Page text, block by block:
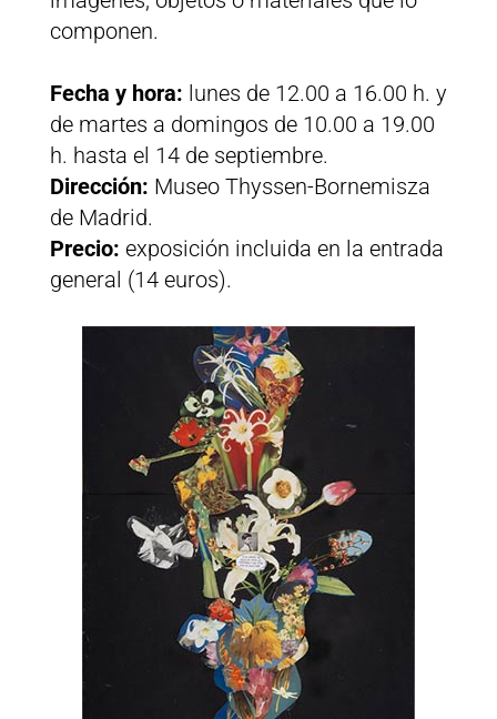
componen.
Fecha y hora: lunes de 12.00 a 16.00 h. y
de martes a domingos de 10.00 a 19.00
h. hasta el 14 de septiembre.
Dirección: Museo Thyssen-Bornemisza
de Madrid.
Precio: exposición incluida en la entrada
general (14 euros).